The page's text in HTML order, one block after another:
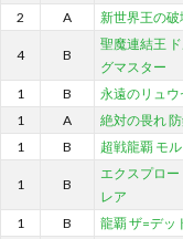
2 A 新世界王の破
4 B
聖魔連結王
グマスター
1 B 永遠のリュ
1
A 絶対の畏れ
1
B 超戦龍覇 モ
1 B
エクスプロ
レア
1 B 龍覇 ザ=デッ